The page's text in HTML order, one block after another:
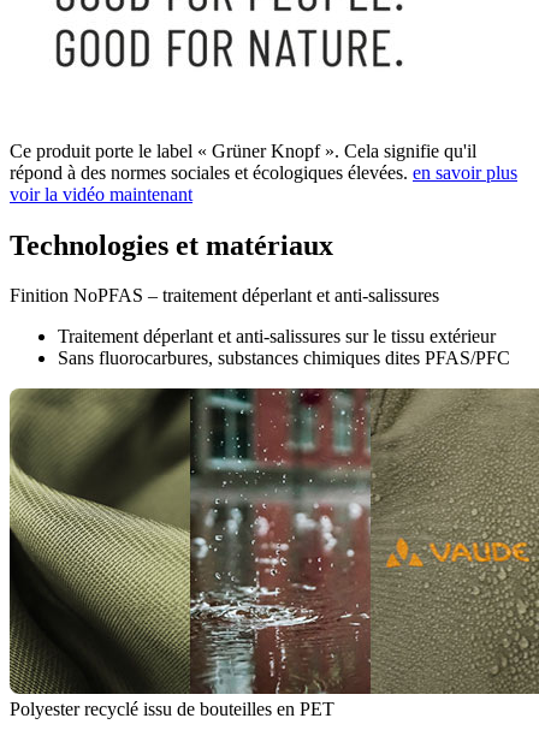
Ce produit porte le label « Grüner Knopf ». Cela signifie qu'il
répond à des normes sociales et écologiques élevées. en savoir plus
voir la vidéo maintenant
Technologies et matériaux
Finition NoPFAS – traitement déperlant et anti-salissures
Traitement déperlant et anti-salissures sur le tissu extérieur
Sans fluorocarbures, substances chimiques dites PFAS/PFC
Polyester recyclé issu de bouteilles en PET